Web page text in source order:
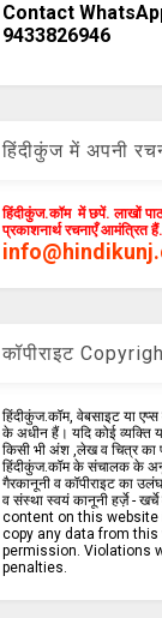
Contact
9433826946
हिंदीकुंज में अपनी
हिंदीकुंज.कॉम में छपें. लाखों
प्रकाशनार्थ रचनाएँ आमंत्रित
कॉपीराइट
हिंदीकुंज.कॉम, वेबसाइट या एप्स
के अधीन हैं। यदि कोई व्यक्ति
किसी भी अंश ,लेख व चित्र का
हिंदीकुंज.कॉम के संचालक के
गैरकानूनी व कॉपीराइट का
व संस्था स्वयं कानूनी हर्ज़े - खर्चे
content on this website
copy any data from
permission. Violations
penalties.